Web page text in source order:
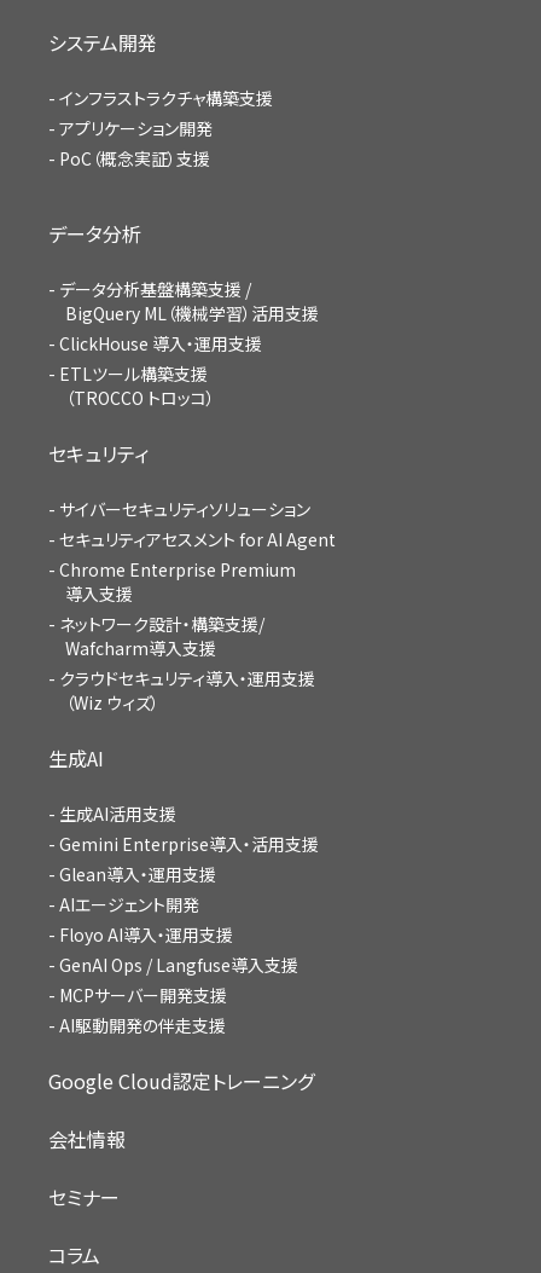
システム開発
インフラストラクチャ構築支援
アプリケーション開発
PoC（概念実証）支援
データ分析
データ分析基盤構築支援 /
BigQuery ML（機械学習）活用支援
ClickHouse 導入・運用支援
ETLツール構築支援
（TROCCO トロッコ）
セキュリティ
サイバーセキュリティソリューション
セキュリティアセスメント for AI Agent
Chrome Enterprise Premium
導入支援
ネットワーク設計・構築支援/
Wafcharm導入支援
クラウドセキュリティ導入・運用支援
（Wiz ウィズ）
生成AI
生成AI活用支援
Gemini Enterprise導入・活用支援
Glean導入・運用支援
AIエージェント開発
Floyo AI導入・運用支援
GenAI Ops / Langfuse導入支援
MCPサーバー開発支援
AI駆動開発の伴走支援
Google Cloud認定トレーニング
会社情報
セミナー
コラム